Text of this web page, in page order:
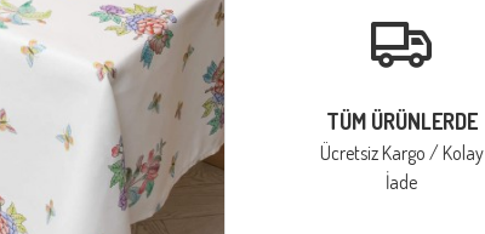
TÜM ÜRÜNLERDE
Ücretsiz Kargo / Kolay
İade